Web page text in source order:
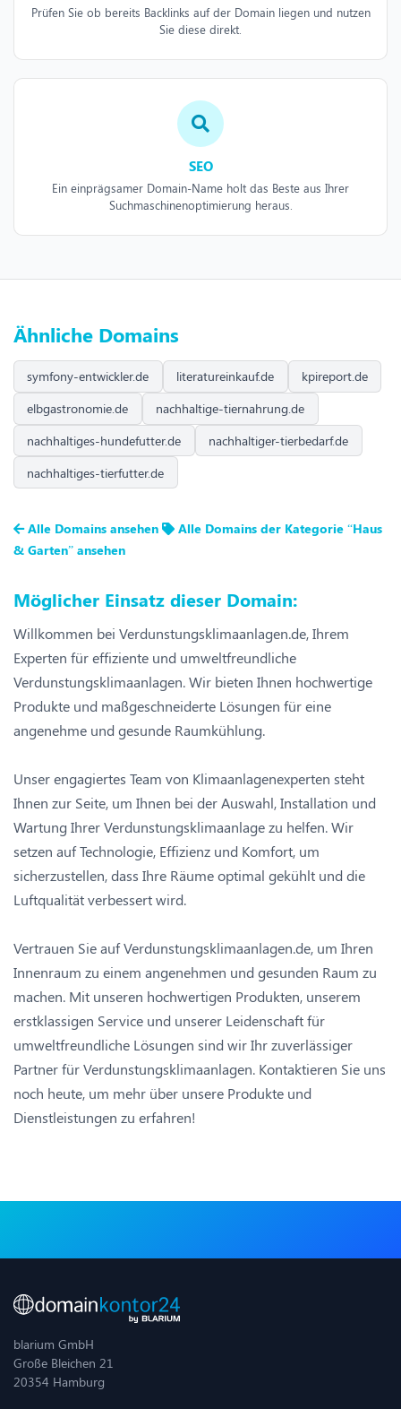
Prüfen Sie ob bereits Backlinks auf der Domain liegen und nutzen
Sie diese direkt.
SEO
Ein einprägsamer Domain-Name holt das Beste aus Ihrer
Suchmaschinenoptimierung heraus.
Ähnliche Domains
symfony-entwickler.de literatureinkauf.de
kpireport.de
elbgastronomie.de
nachhaltige-tiernahrung.de
nachhaltiges-hundefutter.de
nachhaltiger-tierbedarf.de
nachhaltiges-tierfutter.de
Alle Domains ansehen
Alle Domains der Kategorie “Haus
& Garten” ansehen
Möglicher Einsatz dieser Domain:
Willkommen bei Verdunstungsklimaanlagen.de, Ihrem
Experten für effiziente und umweltfreundliche
Verdunstungsklimaanlagen. Wir bieten Ihnen hochwertige
Produkte und maßgeschneiderte Lösungen für eine
angenehme und gesunde Raumkühlung.
Unser engagiertes Team von Klimaanlagenexperten steht
Ihnen zur Seite, um Ihnen bei der Auswahl, Installation und
Wartung Ihrer Verdunstungsklimaanlage zu helfen. Wir
setzen auf Technologie, Effizienz und Komfort, um
sicherzustellen, dass Ihre Räume optimal gekühlt und die
Luftqualität verbessert wird.
Vertrauen Sie auf Verdunstungsklimaanlagen.de, um Ihren
Innenraum zu einem angenehmen und gesunden Raum zu
machen. Mit unseren hochwertigen Produkten, unserem
erstklassigen Service und unserer Leidenschaft für
umweltfreundliche Lösungen sind wir Ihr zuverlässiger
Partner für Verdunstungsklimaanlagen. Kontaktieren Sie uns
noch heute, um mehr über unsere Produkte und
Dienstleistungen zu erfahren!
blarium GmbH
Große Bleichen 21
20354 Hamburg